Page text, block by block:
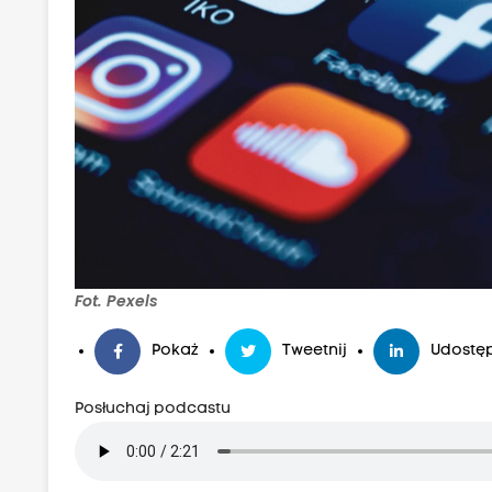
Fot. Pexels
Pokaż Tweetnij
Posłuchaj podcastu